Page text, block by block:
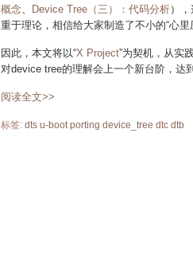
概念、 Device Tree（三）：代码分析）
重于理论，相信给大家制造了不小的“心里
因此，本文将以“X Project”为契机，从实
对device tree的理解会上一个新台阶，达
阅读全文>>
标签: dts u-boot porting device_tree dtc dtb